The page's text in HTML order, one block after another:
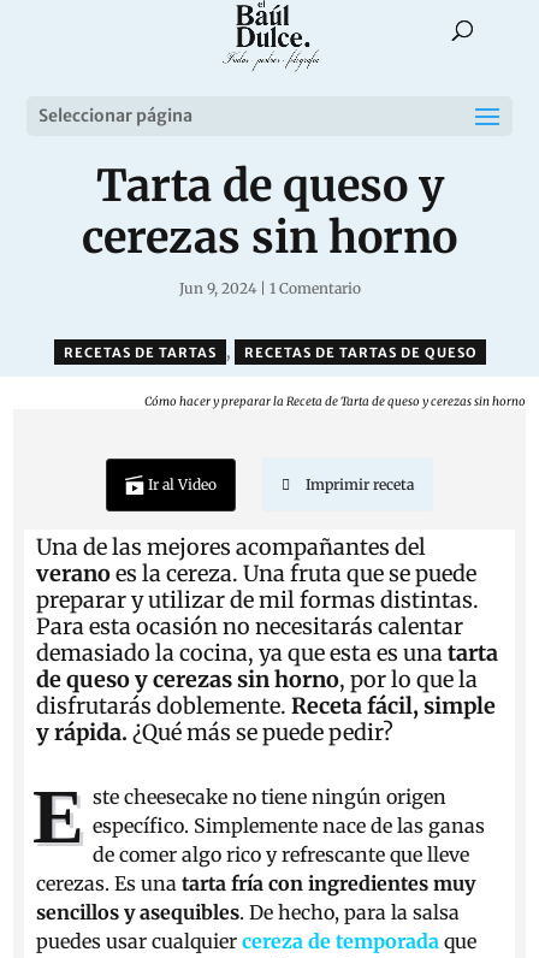
Seleccionar página
Tarta de queso y
cerezas sin horno
Jun 9, 2024| 1 Comentario
RECETAS DE TARTAS , RECETAS DE TARTAS DE QUESO
Cómo hacer y preparar la Receta de Tarta de queso y cerezas sin horno
Ir al Video Imprimir receta
Una de las mejores acompañantes del
veranoes la cereza. Una fruta que se puede
preparar y utilizar de mil formas distintas.
Para esta ocasión no necesitarás calentar
demasiado la cocina, ya que esta es unatarta
de queso y cerezas sin horno, por lo que la
disfrutarás doblemente.Receta fácil, simple
y rápida. ¿Qué más se puede pedir?
E ste cheesecake no tiene ningún origen
específico. Simplemente nace de las ganas
de comer algo rico y refrescante que lleve
cerezas. Es unatarta fría con ingredientes muy
sencillos y asequibles. De hecho, para la salsa
puedes usar cualquiercereza de temporada que